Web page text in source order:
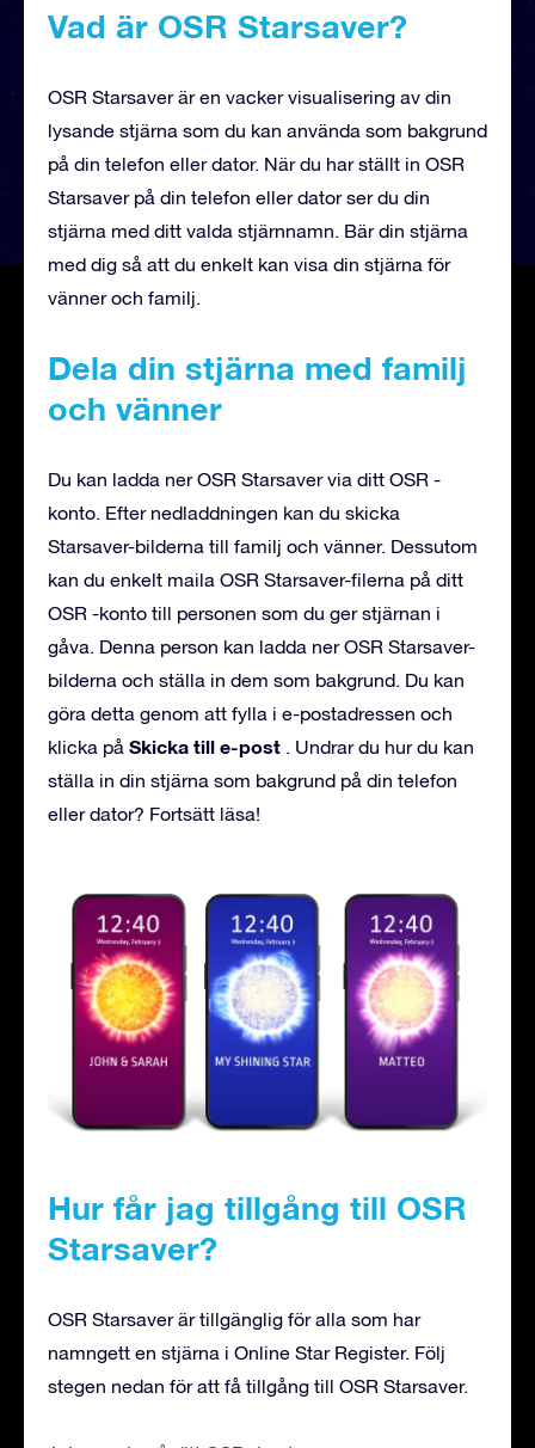
Vad är OSR Starsaver?
OSR Starsaver är en vacker visualisering av din
lysande stjärna som du kan använda som bakgrund
på din telefon eller dator. När du har ställt in OSR
Starsaver på din telefon eller dator ser du din
stjärna med ditt valda stjärnnamn. Bär din stjärna
med dig så att du enkelt kan visa din stjärna för
vänner och familj.
Dela din stjärna med familj
och vänner
Du kan ladda ner OSR Starsaver via ditt OSR -
konto. Efter nedladdningen kan du skicka
Starsaver-bilderna till familj och vänner. Dessutom
kan du enkelt maila OSR Starsaver-filerna på ditt
OSR -konto till personen som du ger stjärnan i
gåva. Denna person kan ladda ner OSR Starsaver-
bilderna och ställa in dem som bakgrund. Du kan
göra detta genom att fylla i e-postadressen och
klicka på Skicka till e-post . Undrar du hur du kan
ställa in din stjärna som bakgrund på din telefon
eller dator? Fortsätt läsa!
Hur får jag tillgång till OSR
Starsaver?
OSR Starsaver är tillgänglig för alla som har
namngett en stjärna i Online Star Register. Följ
stegen nedan för att få tillgång till OSR Starsaver.